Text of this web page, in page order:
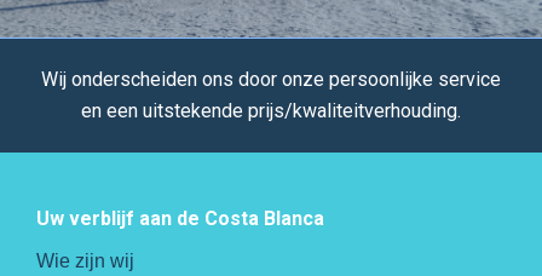
Wij onderscheiden ons door onze persoonlijke service
en een uitstekende prijs/kwaliteitverhouding.
Uw verblijf aan de Costa Blanca
Wie zijn wij